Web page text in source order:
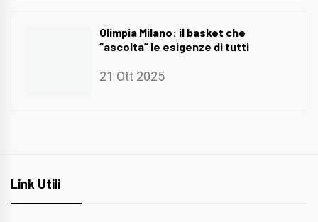
Olimpia Milano: il basket che
“ascolta” le esigenze di tutti
21 Ott 2025
Link Utili